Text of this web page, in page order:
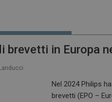
brevetti in Europa
Nel 2024 Philips
brevetti (EPO –